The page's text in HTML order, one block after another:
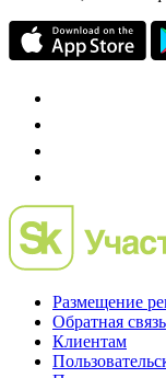
проект о
Preqveca.ru